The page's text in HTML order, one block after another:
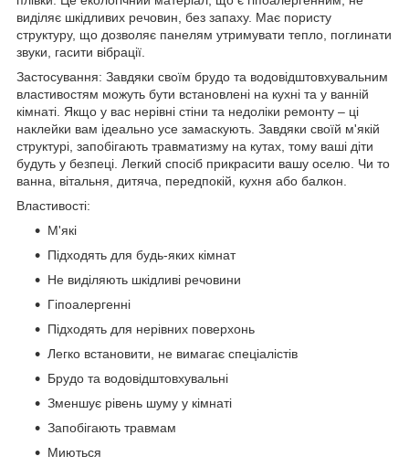
виділяє шкідливих речовин, без запаху. Має пористу
структуру, що дозволяє панелям утримувати тепло, поглинати
звуки, гасити вібрації.
Застосування: Завдяки своїм брудо та водовідштовхувальним
властивостям можуть бути встановлені на кухні та у ванній
кімнаті. Якщо у вас нерівні стіни та недоліки ремонту – ці
наклейки вам ідеально усе замаскують. Завдяки своїй м'якій
структурі, запобігають травматизму на кутах, тому ваші діти
будуть у безпеці. Легкий спосіб прикрасити вашу оселю. Чи то
ванна, вітальня, дитяча, передпокій, кухня або балкон.
Властивості:
М'які
Підходять для будь-яких кімнат
Не виділяють шкідливі речовини
Гіпоалергенні
Підходять для нерівних поверхонь
Легко встановити, не вимагає спеціалістів
Брудо та водовідштовхувальні
Зменшує рівень шуму у кімнаті
Запобігають травмам
Миються